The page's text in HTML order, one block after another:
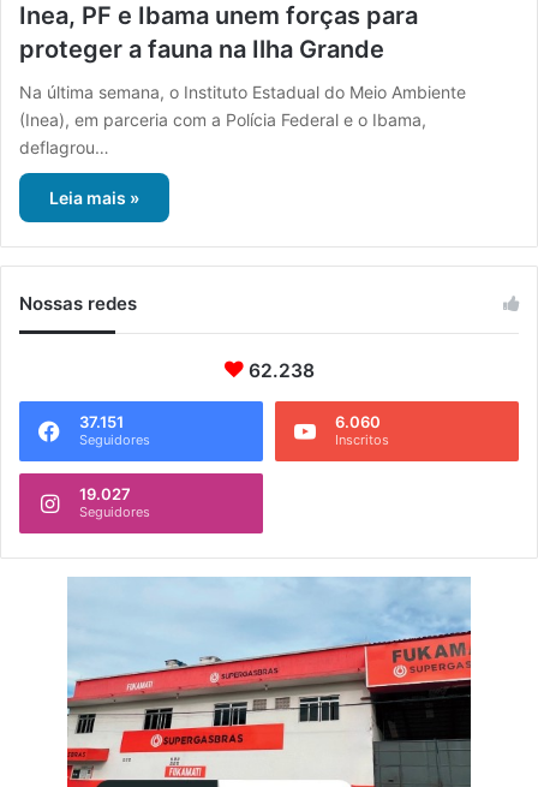
Inea, PF e Ibama unem forças para
proteger a fauna na Ilha Grande
Na última semana, o Instituto Estadual do Meio Ambiente
(Inea), em parceria com a Polícia Federal e o Ibama,
deflagrou…
Leia mais »
Nossas redes
62.238
37.151
Seguidores
6.060
Inscritos
19.027
Seguidores